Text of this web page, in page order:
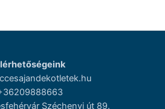
Széchenyi út 89.